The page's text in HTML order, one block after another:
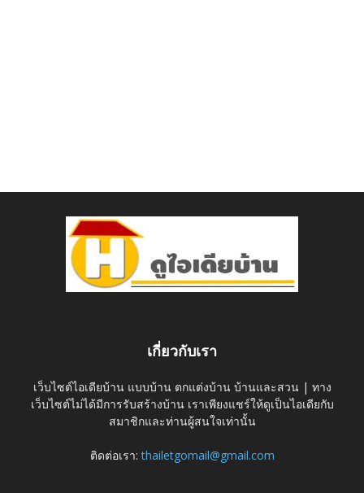
เกี่ยวกับเรา
เว็บไซต์ไอเดียบ้าน แบบบ้าน ตกแต่งบ้าน บ้านและสวน | ทาง
เว็บไซต์ไม่ได้มีการรับสร้างบ้าน เราเพียงแชร์ให้ดูเป็นไอเดียกับ
สมาชิกและท่านผู้สนใจเท่านั้น
ติดต่อเรา:thailetgomail@gmail.com